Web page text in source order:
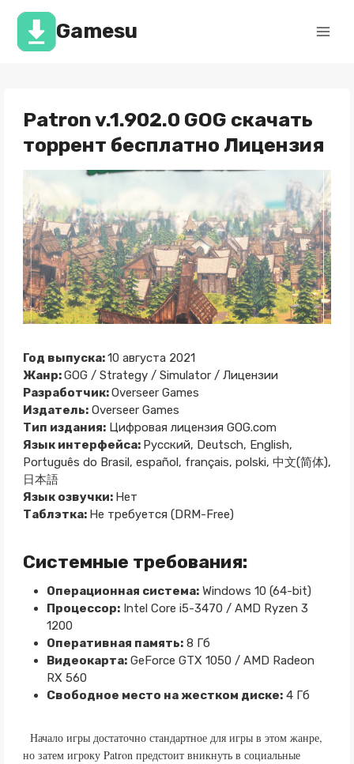
Перейти
содержимомуGamesu
Patron v.1.902.0 GOG скачать
торрент бесплатно Лицензия
Год выпуска:10 августа 2021
Жанр:GOG / Strategy / Simulator / Лицензии
Разработчик:Overseer Games
Издатель:Overseer Games
Тип издания:Цифровая лицензия GOG.com
Язык интерфейса: Русский, Deutsch, English,
Português do Brasil, español, français, polski, 中文(简体),
日本語
Язык озвучки: Нет
Таблэтка: Не требуется (DRM-Free)
Системные требования:
Операционная система:Windows 10 (64-bit)
Процессор:Intel Core i5-3470 / AMD Ryzen 3
1200
Оперативная память:8 Гб
Видеокарта:GeForce GTX 1050 / AMD Radeon
RX 560
Свободное место на жестком диске:4 Гб
Начало игры достаточно стандартное для игры в этом жанре,
но затем игроку Patron предстоит вникнуть в социальные